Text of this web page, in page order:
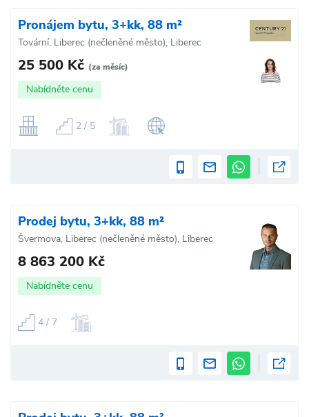
Pronájem bytu, 3+kk, 88 m²
Tovární, Liberec (nečleněné město), Liberec
25 500 Kč (za měsíc)
Nabídněte cenu
2 / 5
Prodej bytu, 3+kk, 88 m²
Švermova, Liberec (nečleněné město), Liberec
8 863 200 Kč
Nabídněte cenu
4 / 7